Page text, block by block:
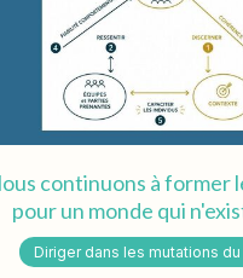
continuons à former
pour un monde qui
Diriger dans les mutations du